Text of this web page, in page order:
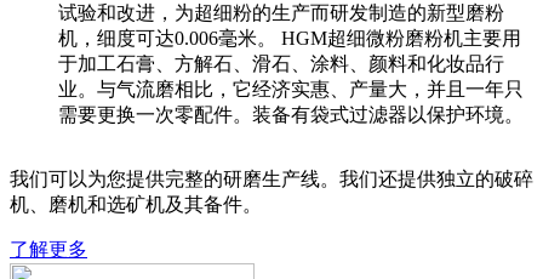
试验和改进，为超细粉的生产而研发制造的新型磨粉
机，细度可达0.006毫米。 HGM超细微粉磨粉机主要用
于加工石膏、方解石、滑石、涂料、颜料和化妆品行
业。与气流磨相比，它经济实惠、产量大，并且一年只
需要更换一次零配件。装备有袋式过滤器以保护环境。
我们可以为您提供完整的研磨生产线。我们还提供独立的破碎
机、磨机和选矿机及其备件。
了解更多